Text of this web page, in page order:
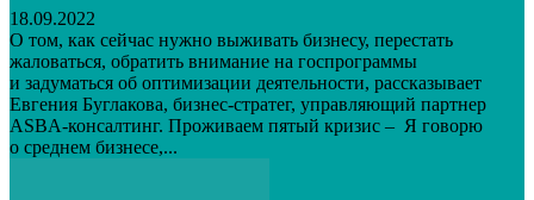
18.09.2022
О том, как сейчас нужно выживать бизнесу, перестать
жаловаться, обратить внимание на госпрограммы
и задуматься об оптимизации деятельности, рассказывает
Евгения Буглакова, бизнес-стратег, управляющий партнер
ASBA-консалтинг. Проживаем пятый кризис – Я говорю
о среднем бизнесе,...